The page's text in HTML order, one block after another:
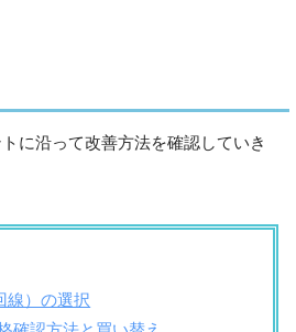
に沿って改善方法を確認していき
）の選択